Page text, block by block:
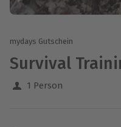
mydays Gutschein
Survival
1 Person